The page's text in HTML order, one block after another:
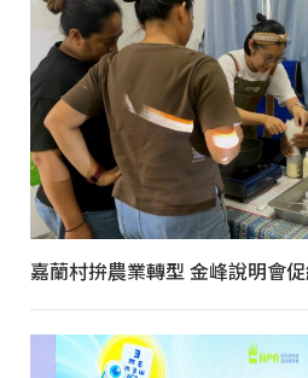
嘉蘭村拚農業轉型 金峰說明會